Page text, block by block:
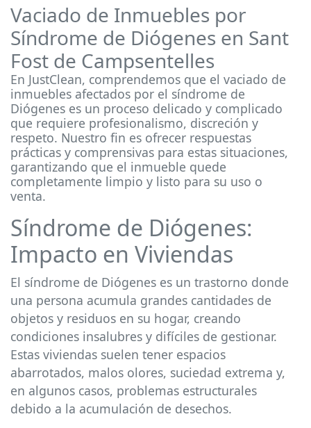
Vaciado de Inmuebles por
Síndrome de Diógenes en Sant
Fost de Campsentelles
En JustClean, comprendemos que el vaciado de
inmuebles afectados por el síndrome de
Diógenes es un proceso delicado y complicado
que requiere profesionalismo, discreción y
respeto. Nuestro fin es ofrecer respuestas
prácticas y comprensivas para estas situaciones,
garantizando que el inmueble quede
completamente limpio y listo para su uso o
venta.
Síndrome de Diógenes:
Impacto en Viviendas
El síndrome de Diógenes es un trastorno donde
una persona acumula grandes cantidades de
objetos y residuos en su hogar, creando
condiciones insalubres y difíciles de gestionar.
Estas viviendas suelen tener espacios
abarrotados, malos olores, suciedad extrema y,
en algunos casos, problemas estructurales
debido a la acumulación de desechos.